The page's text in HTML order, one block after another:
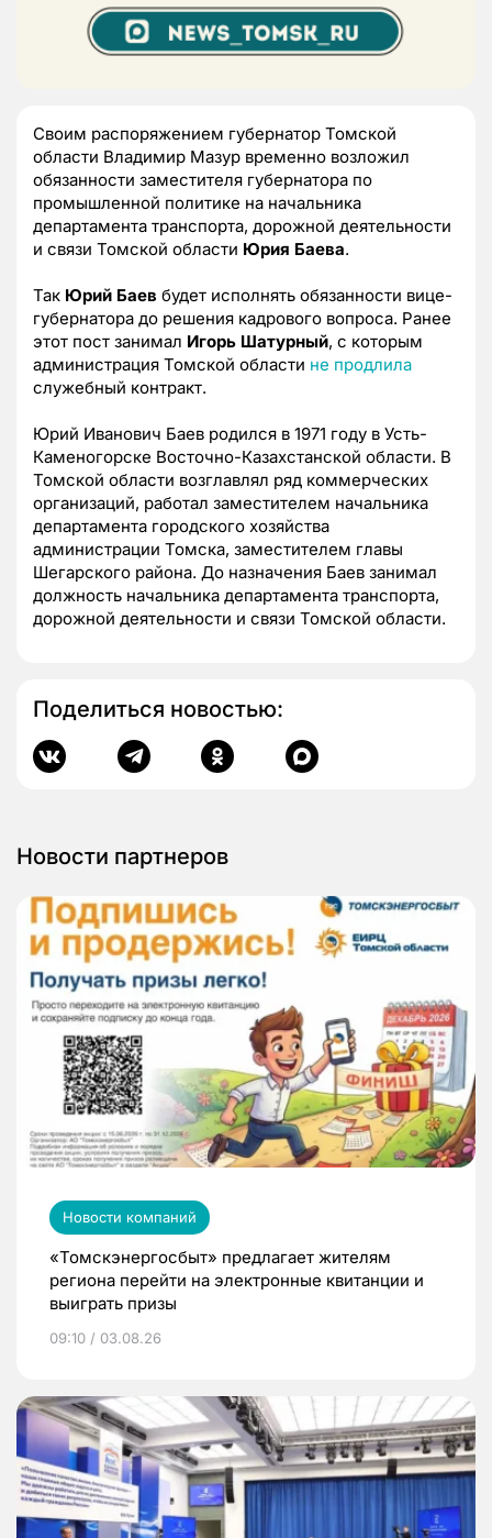
Своим распоряжением губернатор Томской
области Владимир Мазур временно возложил
обязанности заместителя губернатора по
промышленной политике на начальника
департамента транспорта, дорожной деятельности
и связи Томской области Юрия Баева.
Так Юрий Баев будет исполнять обязанности вице-
губернатора до решения кадрового вопроса. Ранее
этот пост занимал Игорь Шатурный, с которым
администрация Томской области не продлила
служебный контракт.
Юрий Иванович Баев родился в 1971 году в Усть-
Каменогорске Восточно-Казахстанской области. В
Томской области возглавлял ряд коммерческих
организаций, работал заместителем начальника
департамента городского хозяйства
администрации Томска, заместителем главы
Шегарского района. До назначения Баев занимал
должность начальника департамента транспорта,
дорожной деятельности и связи Томской области.
Поделиться новостью:
Новости партнеров
Новости компаний
«Томскэнергосбыт» предлагает жителям
региона перейти на электронные квитанции и
выиграть призы
09:10 / 03.08.26